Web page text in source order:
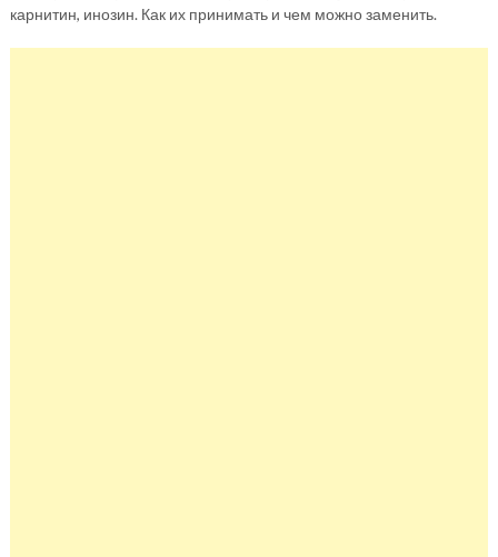
карнитин, инозин. Как их принимать и чем можно заменить.